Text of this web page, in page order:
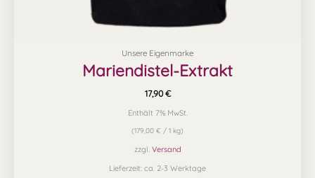
Unsere Eigenmarke
Mariendistel-Extrakt
17,90€
Enthält 7% MwSt.
(179,00 € / 1 kg)
zzgl. Versand
Lieferzeit: ca. 2-3 Werktage